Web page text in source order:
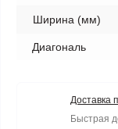
Ширина (мм)
Диагональ
Доставка
Быстрая